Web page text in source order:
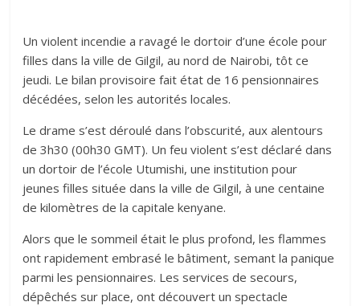
Un violent incendie a ravagé le dortoir d’une école pour
filles dans la ville de Gilgil, au nord de Nairobi, tôt ce
jeudi. Le bilan provisoire fait état de 16 pensionnaires
décédées, selon les autorités locales.
Le drame s’est déroulé dans l’obscurité, aux alentours
de 3h30 (00h30 GMT). Un feu violent s’est déclaré dans
un dortoir de l’école Utumishi, une institution pour
jeunes filles située dans la ville de Gilgil, à une centaine
de kilomètres de la capitale kenyane.
Alors que le sommeil était le plus profond, les flammes
ont rapidement embrasé le bâtiment, semant la panique
parmi les pensionnaires. Les services de secours,
dépêchés sur place, ont découvert un spectacle